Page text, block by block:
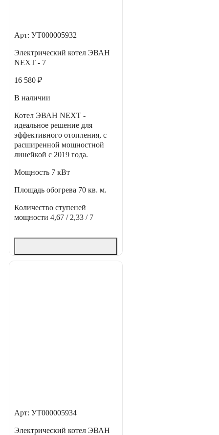
Арт: УТ000005932
Электрический котел ЭВАН
NEXT - 7
16 580 ₽
В наличии
Котел ЭВАН NEXT -
идеальное решение для
эффективного отопления, с
расширенной мощностной
линейкой с 2019 года.
Мощность 7 кВт
Площадь обогрева 70 кв. м.
Количество ступеней
мощности 4,67 / 2,33 / 7
Арт: УТ000005934
Электрический котел ЭВАН